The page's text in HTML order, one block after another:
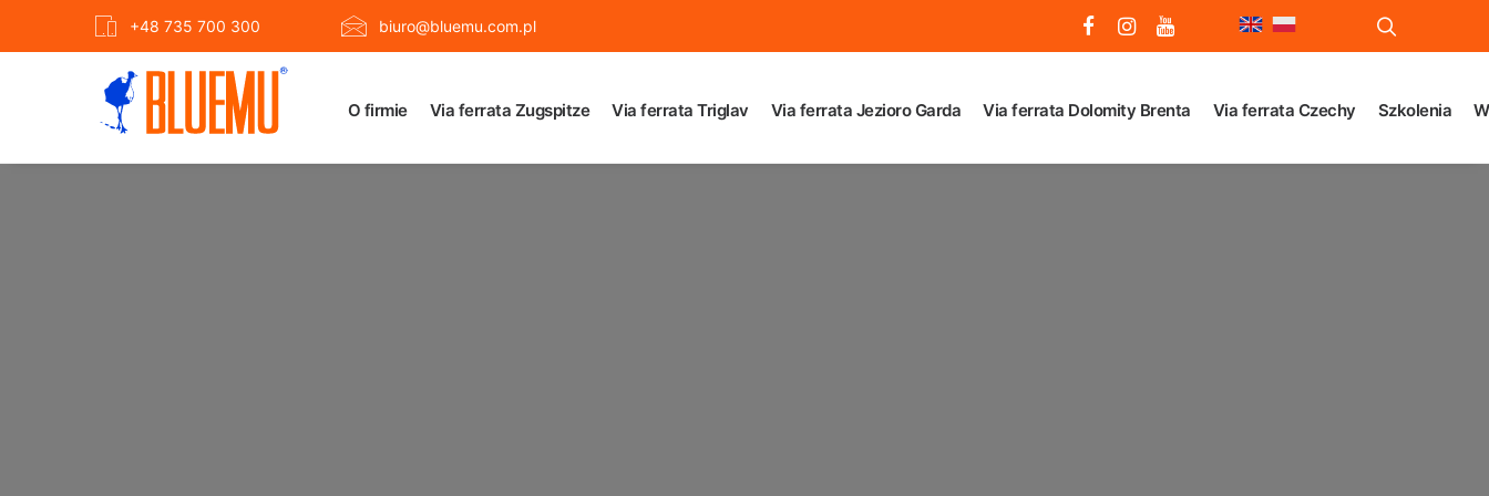
+48 735 700 300 biuro@bluemu.com.pl
O firmie Via ferrata Zugspitze Via ferrata Triglav Via ferrata Jezioro Garda Via ferrata Dolomity Brenta Via ferrata Czechy Szkolenia